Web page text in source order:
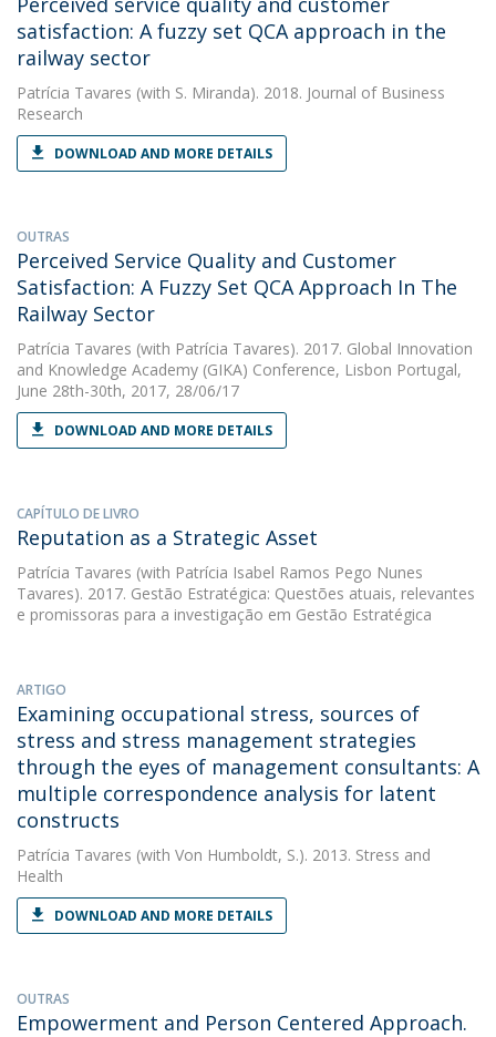
satisfaction: A fuzzy set QCA approach in the
railway sector
Patrícia Tavares (with S. Miranda). 2018. Journal of Business
Research
DOWNLOAD AND MORE DETAILS
OUTRAS
Perceived Service Quality and Customer
Satisfaction: A Fuzzy Set QCA Approach In The
Railway Sector
Patrícia Tavares (with Patrícia Tavares). 2017. Global Innovation
and Knowledge Academy (GIKA) Conference, Lisbon Portugal,
June 28th-30th, 2017, 28/06/17
DOWNLOAD AND MORE DETAILS
CAPÍTULO DE LIVRO
Reputation as a Strategic Asset
Patrícia Tavares (with Patrícia Isabel Ramos Pego Nunes
Tavares). 2017. Gestão Estratégica: Questões atuais, relevantes
e promissoras para a investigação em Gestão Estratégica
ARTIGO
Examining occupational stress, sources of
stress and stress management strategies
through the eyes of management consultants: A
multiple correspondence analysis for latent
constructs
Patrícia Tavares (with Von Humboldt, S.). 2013. Stress and
Health
DOWNLOAD AND MORE DETAILS
OUTRAS
Empowerment and Person Centered Approach.